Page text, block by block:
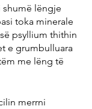
lëngje
toka minerale
psyllium thithin
e grumbulluara
me lëng të
merrni